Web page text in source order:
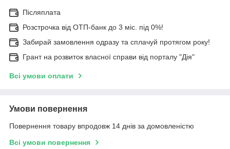
Післяплата
Розстрочка від ОТП-банк до 3 міс. під 0%!
Забирай замовлення одразу та сплачуй протягом року!
Грант на розвиток власної справи від порталу "Дія"
Всі умови оплати
Умови повернення
Повернення товару впродовж 14 днів за домовленістю
Всі умови повернення